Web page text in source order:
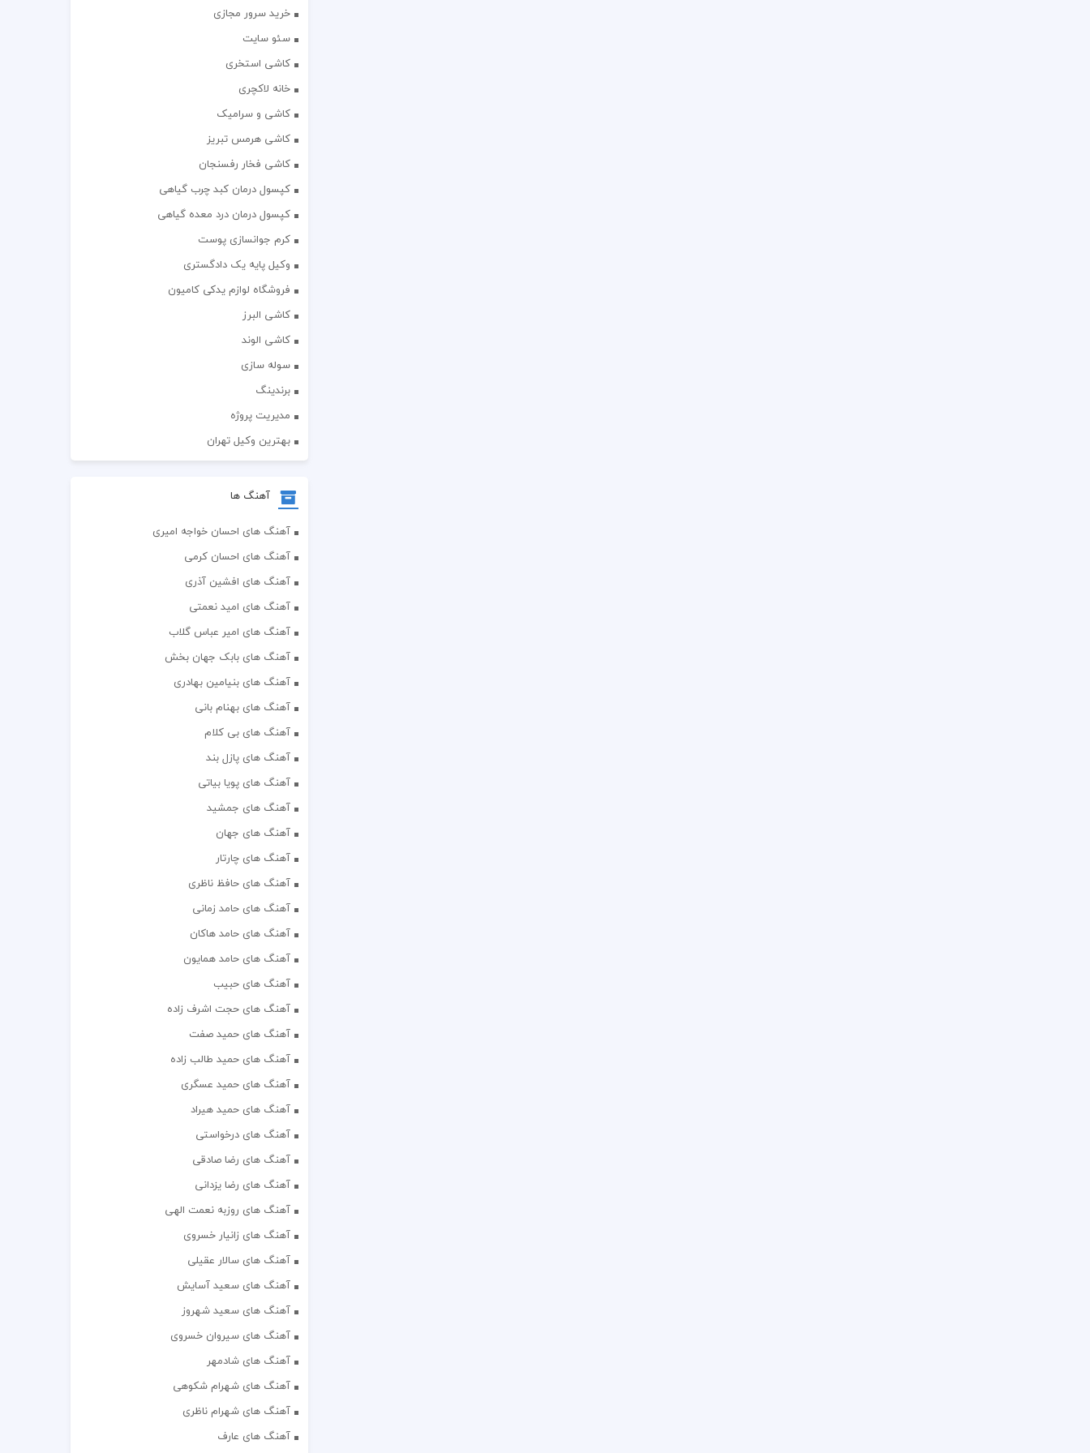
خرید سرور مجازی
سئو سایت
کاشی استخری
خانه لاکچری
کاشی و سرامیک
کاشی هرمس تبریز
کاشی فخار رفسنجان
کپسول درمان کبد چرب گیاهی
کپسول درمان درد معده گیاهی
کرم جوانسازی پوست
وکیل پایه یک دادگستری
فروشگاه لوازم یدکی کامیون
کاشی البرز
کاشی الوند
سوله سازی
برندینگ
مدیریت پروژه
بهترین وکیل تهران
آهنگ ها
آهنگ های احسان خواجه امیری
آهنگ های احسان کرمی
آهنگ های افشین آذری
آهنگ های امید نعمتی
آهنگ های امیر عباس گلاب
آهنگ های بابک جهان بخش
آهنگ های بنیامین بهادری
آهنگ های بهنام بانی
آهنگ های بی کلام
آهنگ های پازل بند
آهنگ های پویا بیاتی
آهنگ های جمشید
آهنگ های جهان
آهنگ های چارتار
آهنگ های حافظ ناظری
آهنگ های حامد زمانی
آهنگ های حامد هاکان
آهنگ های حامد همایون
آهنگ های حبیب
آهنگ های حجت اشرف زاده
آهنگ های حمید صفت
آهنگ های حمید طالب زاده
آهنگ های حمید عسگری
آهنگ های حمید هیراد
آهنگ های درخواستی
آهنگ های رضا صادقی
آهنگ های رضا یزدانی
آهنگ های روزبه نعمت الهی
آهنگ های زانیار خسروی
آهنگ های سالار عقیلی
آهنگ های سعید آسایش
آهنگ های سعید شهروز
آهنگ های سیروان خسروی
آهنگ های شادمهر
آهنگ های شهرام شکوهی
آهنگ های شهرام ناظری
آهنگ های عارف